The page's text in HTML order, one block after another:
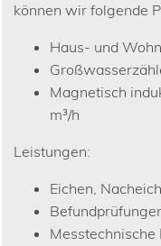
können wir folgende
Haus- und
Magnetisch
m³/h
Leistungen:
Eichen,
Messtechnische